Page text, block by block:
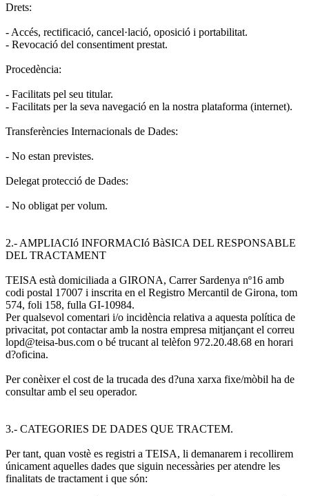
Drets:
- Accés, rectificació, cancel·lació, oposició i portabilitat.
- Revocació del consentiment prestat.
Procedència:
- Facilitats pel seu titular.
- Facilitats per la seva navegació en la nostra plataforma (internet).
Transferències Internacionals de Dades:
- No estan previstes.
Delegat protecció de Dades:
- No obligat per volum.
2.- AMPLIACIó INFORMACIó BàSICA DEL RESPONSABLE
DEL TRACTAMENT
TEISA està domiciliada a GIRONA, Carrer Sardenya nº16 amb
codi postal 17007 i inscrita en el Registro Mercantil de Girona, tom
574, foli 158, fulla GI-10984.
Per qualsevol comentari i/o incidència relativa a aquesta política de
privacitat, pot contactar amb la nostra empresa mitjançant el correu
lopd@teisa-bus.com o bé trucant al telèfon 972.20.48.68 en horari
d?oficina.
Per conèixer el cost de la trucada des d?una xarxa fixe/mòbil ha de
consultar amb el seu operador.
3.- CATEGORIES DE DADES QUE TRACTEM.
Per tant, quan vostè es registri a TEISA, li demanarem i recollirem
únicament aquelles dades que siguin necessàries per atendre les
finalitats de tractament i que són: